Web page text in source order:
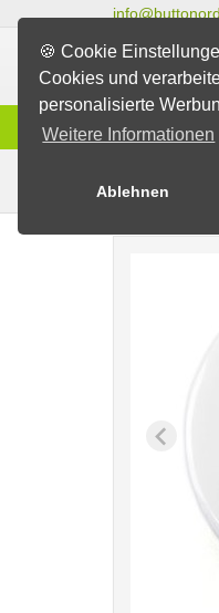
🍪 Cookie
Cookies und
personalisierte
Weitere Informationen
Ablehnen
Infos
Fertig-Sortiment